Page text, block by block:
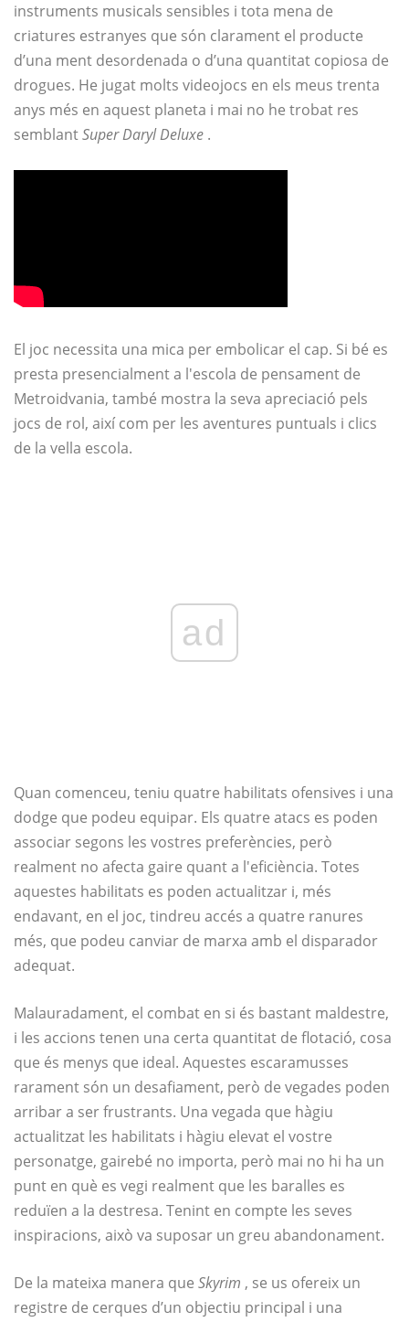
instruments musicals sensibles i tota mena de
criatures estranyes que són clarament el producte
d’una ment desordenada o d’una quantitat copiosa de
drogues. He jugat molts videojocs en els meus trenta
anys més en aquest planeta i mai no he trobat res
semblantSuper Daryl Deluxe .
El joc necessita una mica per embolicar el cap. Si bé es
presta presencialment a l'escola de pensament de
Metroidvania, també mostra la seva apreciació pels
jocs de rol, així com per les aventures puntuals i clics
de la vella escola.
ad
Quan comenceu, teniu quatre habilitats ofensives i una
dodge que podeu equipar. Els quatre atacs es poden
associar segons les vostres preferències, però
realment no afecta gaire quant a l'eficiència. Totes
aquestes habilitats es poden actualitzar i, més
endavant, en el joc, tindreu accés a quatre ranures
més, que podeu canviar de marxa amb el disparador
adequat.
Malauradament, el combat en si és bastant maldestre,
i les accions tenen una certa quantitat de flotació, cosa
que és menys que ideal. Aquestes escaramusses
rarament són un desafiament, però de vegades poden
arribar a ser frustrants. Una vegada que hàgiu
actualitzat les habilitats i hàgiu elevat el vostre
personatge, gairebé no importa, però mai no hi ha un
punt en què es vegi realment que les baralles es
reduïen a la destresa. Tenint en compte les seves
inspiracions, això va suposar un greu abandonament.
De la mateixa manera que Skyrim , se us ofereix un
registre de cerques d’un objectiu principal i una